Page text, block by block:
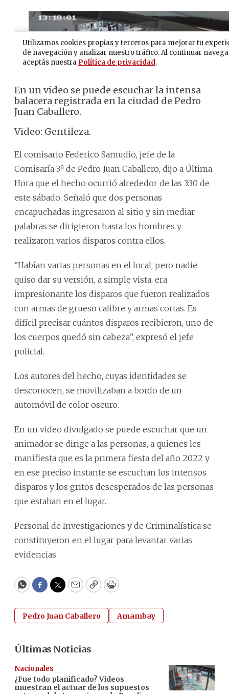
En un video se puede escuchar la intensa
balacera registrada en la ciudad de Pedro
Juan Caballero.
Video: Gentileza.
El comisario Federico Samudio, jefe de la
Comisaría 3ª de Pedro Juan Caballero, dijo a Última
Hora que el hecho ocurrió alrededor de las 3:30 de
este sábado. Señaló que dos personas
encapuchadas ingresaron al sitio y sin mediar
palabras se dirigieron hasta los hombres y
realizaron varios disparos contra ellos.
“Habían varias personas en el local, pero nadie
quiso dar su versión, a simple vista, era
impresionante los disparos que fueron realizados
con armas de grueso calibre y armas cortas. Es
difícil precisar cuántos disparos recibieron, uno de
los cuerpos quedó sin cabeza”, expresó el jefe
policial.
Los autores del hecho, cuyas identidades se
desconocen, se movilizaban a bordo de un
automóvil de color oscuro.
En un video divulgado se puede escuchar que un
animador se dirige a las personas, a quienes les
manifiesta que es la primera fiesta del año 2022 y
en ese preciso instante se escuchan los intensos
disparos y los gritos desesperados de las personas
que estaban en el lugar.
Personal de Investigaciones y de Criminalística se
constituyeron en el lugar para levantar varias
evidencias.
WhatsApp
Facebook
Twitter
EmailCopyPrint
Pedro Juan Caballero Amambay
Últimas Noticias
Nacionales
¿Fue todo planificado? Videos
muestran el actuar de los supuestos